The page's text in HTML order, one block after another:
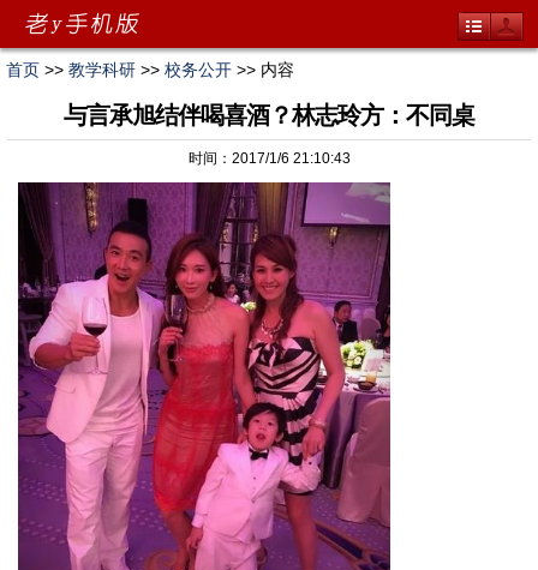
首页 >> 教学科研 >> 校务公开 >> 内容
与言承旭结伴喝喜酒？林志玲方：不同桌
时间：2017/1/6 21:10:43